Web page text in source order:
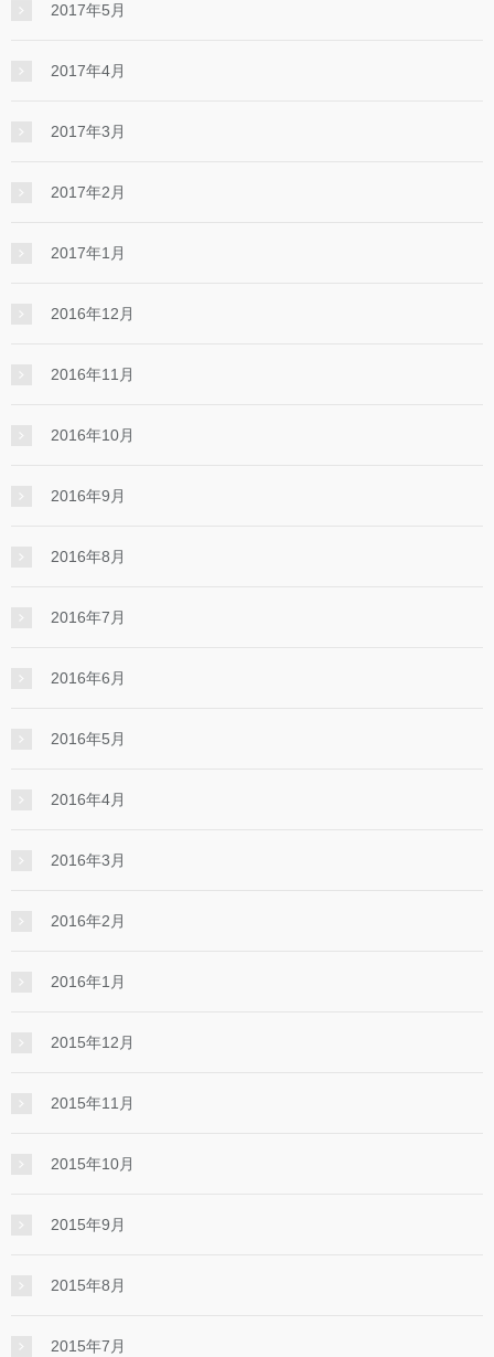
2017年5月
2017年4月
2017年3月
2017年2月
2017年1月
2016年12月
2016年11月
2016年10月
2016年9月
2016年8月
2016年7月
2016年6月
2016年5月
2016年4月
2016年3月
2016年2月
2016年1月
2015年12月
2015年11月
2015年10月
2015年9月
2015年8月
2015年7月